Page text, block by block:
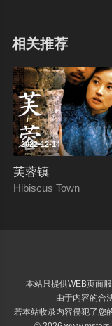
相关推荐
2022-12-14
芙蓉镇
Hibiscus Town
本站只提供WEB页面
由于内容的合
若本站收录内容侵犯了您